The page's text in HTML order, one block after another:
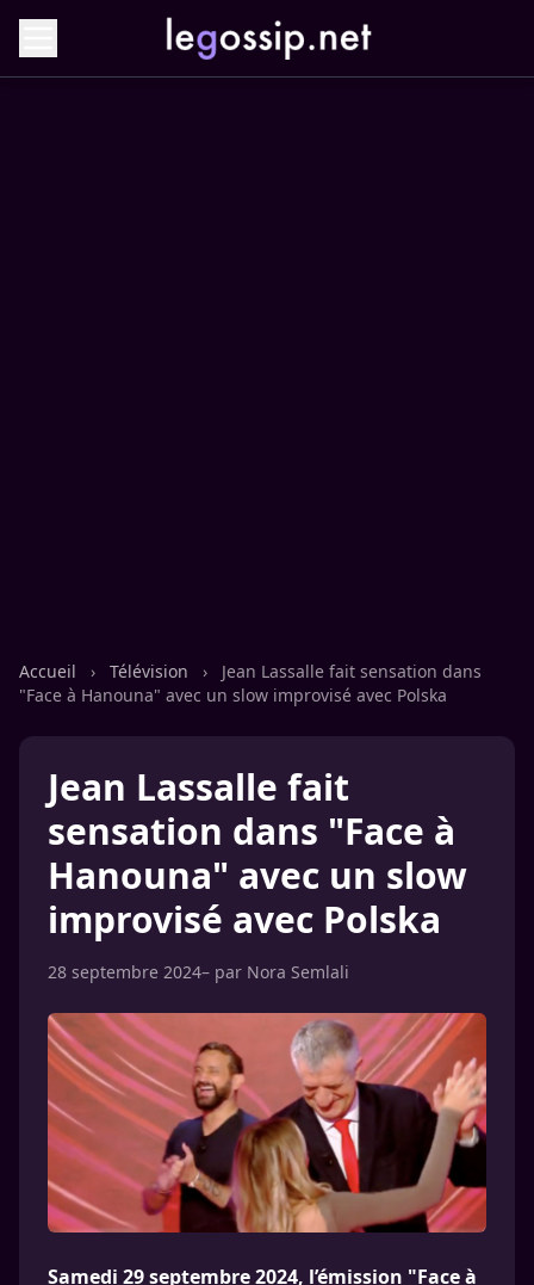
Accueil › Télévision ›
Jean Lassalle fait sensation dans
"Face à Hanouna" avec un slow improvisé avec Polska
Jean Lassalle fait
sensation dans "Face à
Hanouna" avec un slow
improvisé avec Polska
28 septembre 2024– par Nora Semlali
Samedi 29 septembre 2024, l’émission "Face à